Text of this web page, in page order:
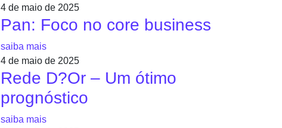
4 de maio de 2025
Pan: Foco no core business
saiba mais
4 de maio de 2025
Rede D?Or – Um ótimo
prognóstico
saiba mais